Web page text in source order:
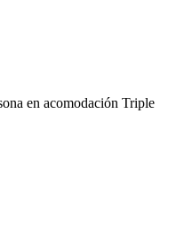
en acomodación Triple